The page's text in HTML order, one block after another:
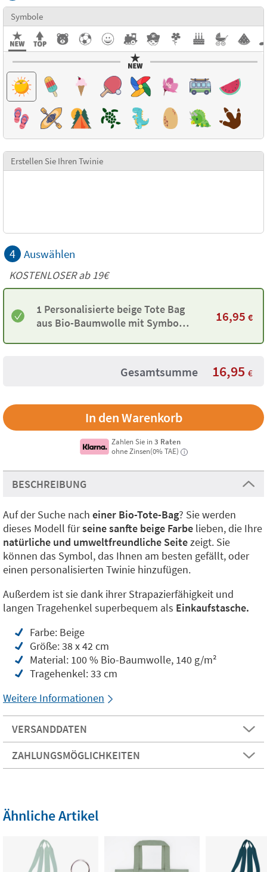
Symbole
Erstellen Sie Ihren Twinie
4 Auswählen
KOSTENLOSER ab 19€
1 Personalisierte beige Tote Bag
aus Bio-Baumwolle mit Symbol
16,95 €
Gesamtsumme 16,95 €
Zahlen Sie in3 Raten
ohne Zinsen(0% TAE)
i
BESCHREIBUNG
Auf der Suche nach einer Bio-Tote-Bag? Sie werden
dieses Modell fürseine sanfte beige Farbe lieben, die Ihre
natürliche und umweltfreundliche Seitezeigt. Sie
können das Symbol, das Ihnen am besten gefällt, oder
einen personalisierten Twinie hinzufügen.
Außerdem ist sie dank ihrer Strapazierfähigkeit und
langen Tragehenkel superbequem als Einkaufstasche.
Farbe: Beige
Größe: 38 x 42 cm
Material: 100 % Bio-Baumwolle, 140 g/m²
Tragehenkel: 33 cm
Weitere Informationen
VERSANDDATEN
ZAHLUNGSMÖGLICHKEITEN
Ähnliche Artikel